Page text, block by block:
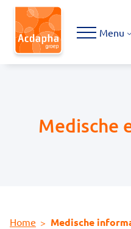
Menu
Home Medische
Medische